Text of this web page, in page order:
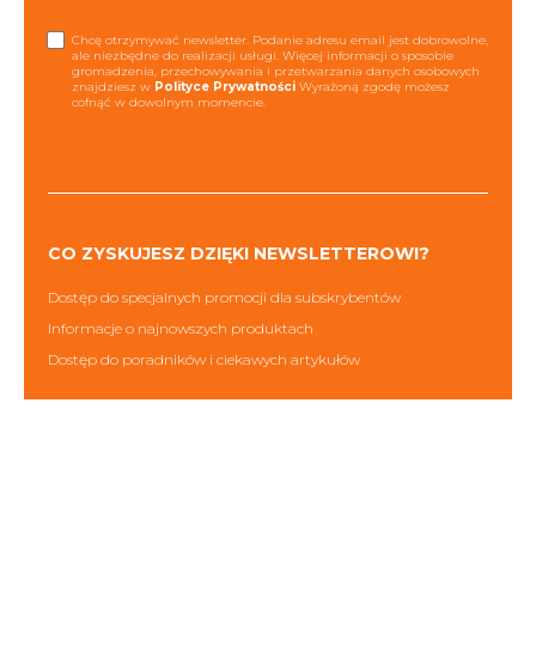
Chcę otrzymywać newsletter. Podanie adresu email jest dobrowolne,
ale niezbędne do realizacji usługi. Więcej informacji o sposobie
gromadzenia, przechowywania i przetwarzania danych osobowych
znajdziesz w Polityce Prywatności Wyrażoną zgodę możesz
cofnąć w dowolnym momencie.
CO ZYSKUJESZ DZIĘKI NEWSLETTEROWI?
Dostęp do specjalnych promocji dla subskrybentów
Informacje o najnowszych produktach
Dostęp do poradników i ciekawych artykułów